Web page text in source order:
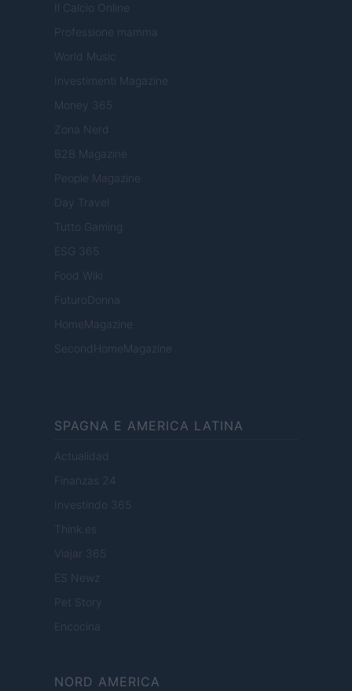
Il Calcio Online
Professione mamma
World Music
Investimenti Magazine
Money 365
Zona Nerd
B2B Magazine
People Magazine
Day Travel
Tutto Gaming
ESG 365
Food Wiki
FuturoDonna
HomeMagazine
SecondHomeMagazine
SPAGNA E AMERICA LATINA
Actualidad
Finanzas 24
Investindo 365
Think.es
Viajar 365
ES Newz
Pet Story
Encocina
NORD AMERICA